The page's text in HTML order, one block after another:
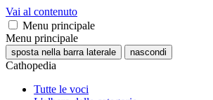
Vai al contenuto
Menu principale
Menu principale
sposta nella barra laterale nascondi
Cathopedia
Tutte le voci